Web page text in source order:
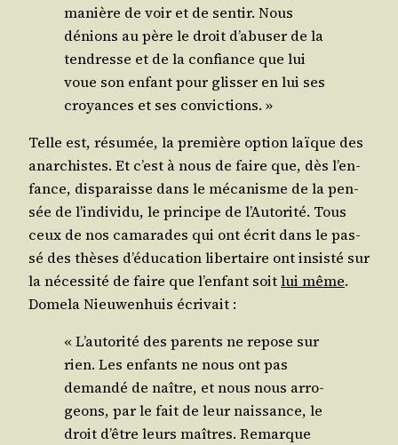
manière de voir et de sen­tir. Nous
dénions au père le droit d’a­bu­ser de la
ten­dresse et de la confiance que lui
voue son enfant pour glis­ser en lui ses
croyances et ses convictions. »
Telle est, résu­mée, la pre­mière option laïque des
anar­chistes. Et c’est à nous de faire que, dès l’en­
fance, dis­pa­raisse dans le méca­nisme de la pen­
sée de l’in­di­vi­du, le prin­cipe de l’Au­to­ri­té. Tous
ceux de nos cama­rades qui ont écrit dans le pas­
sé des thèses d’é­du­ca­tion liber­taire ont insis­té sur
la néces­si­té de faire que l’en­fant soitlui même.
Dome­la Nieu­wen­huis écrivait :
« L’au­to­ri­té des parents ne repose sur
rien. Les enfants ne nous ont pas
deman­dé de naître, et nous nous arro­
geons, par le fait de leur nais­sance, le
droit d’être leurs maîtres. Remarque